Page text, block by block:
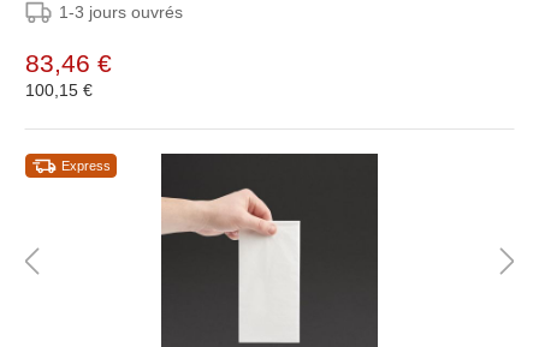
1-3 jours ouvrés
83,46 €
100,15 €
Express